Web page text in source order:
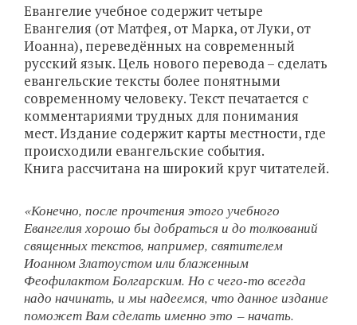
Евангелие учебное содержит четыре
Евангелия (от Матфея, от Марка, от Луки, от
Иоанна), переведённых на современный
русский язык. Цель нового перевода – сделать
евангельские тексты более понятными
современному человеку. Текст печатается с
комментариями трудных для понимания
мест. Издание содержит карты местности, где
происходили евангельские события.
Книга рассчитана на широкий круг читателей.
«Конечно, после прочтения этого учебного
Евангелия хорошо бы добраться и до толкований
священных текстов, например, святителем
Иоанном Златоустом или блаженным
Феофилактом Болгарским. Но с чего-то всегда
надо начинать, и мы надеемся, что данное издание
поможет Вам сделать именно это – начать.